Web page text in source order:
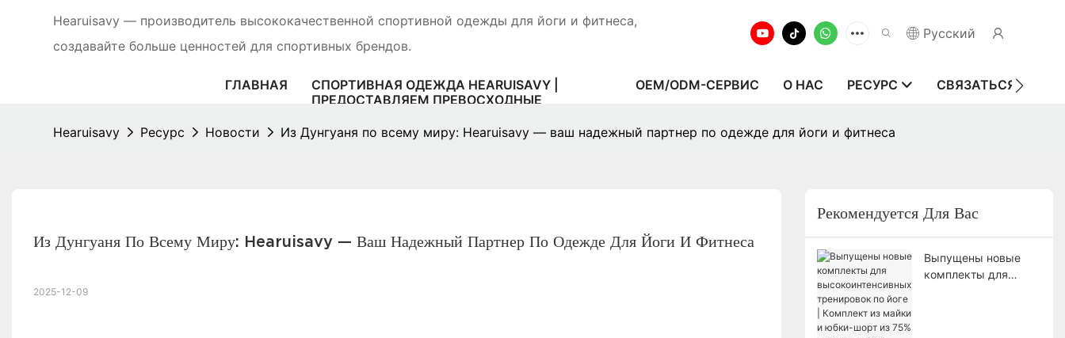
Hearuisavy — производитель высококачественной спортивной одежды для йоги и фитнеса,
создавайте больше ценностей для спортивных брендов.
Pусский
ГЛАВНАЯ
СПОРТИВНАЯ ОДЕЖДА HEARUISAVY |
ПРЕДОСТАВЛЯЕМ ПРЕВОСХОДНЫЕ
РОСТУ БРЕНДА СПОРТИВНОЙ ОДЕЖДЫ
OEM/ODM-СЕРВИС О НАС РЕСУРС СВЯЗАТЬСЯ С
Hearuisavy Ресурс Новости Из Дунгуаня по всему миру: Hearuisavy — ваш надежный партнер по одежде для йоги и фитнеса
Из Дунгуаня По Всему Миру: Hearuisavy — Ваш Надежный Партнер По Одежде Для Йоги И Фитнеса
2025-12-09
Рекомендуется Для Вас
Выпущены новые
комплекты для